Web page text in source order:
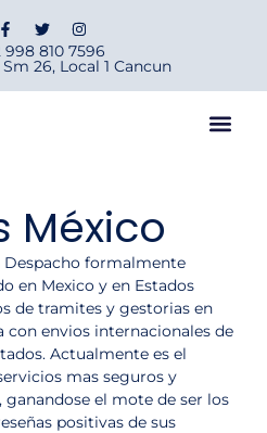
998 810 7596
26, Local 1 Cancun
México
Despacho formalmente
en Mexico y en Estados
de tramites y gestorias en
con envios internacionales de
Actualmente es el
mas seguros y
el mote de ser los
positivas de sus